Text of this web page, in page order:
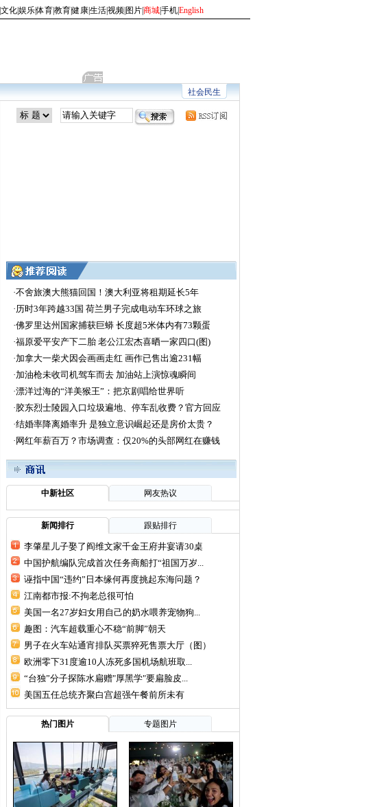
文化娱乐|体育教育|健康生活视频 图片商城手机English
社会民生
·不舍旅澳大熊猫回国！澳大利亚将租期延长5年
·历时3年跨越33国 荷兰男子完成电动车环球之旅
·佛罗里达州国家捕获巨蟒 长度超5米体内有73颗蛋
·福原爱平安产下二胎 老公江宏杰喜晒一家四口(图)
·加拿大一柴犬因会画画走红 画作已售出逾231幅
·加油枪未收司机驾车而去 加油站上演惊魂瞬间
·漂洋过海的“洋美猴王”：把京剧唱给世界听
·胶东烈士陵园入口垃圾遍地、停车乱收费？官方回应
·结婚率降离婚率升 是独立意识崛起还是房价太贵？
· 网红年薪百万？市场调查：仅20%的头部网红在赚钱
中新社区 网友热议
新闻排行 跟贴排行
李肇星儿子娶了阎维文家千金王府井宴请30桌
中国护航编队完成首次任务商船打“祖国万岁...
诬指中国“违约”日本缘何再度挑起东海问题？
江南都市报:不拘老总很可怕
美国一名27岁妇女用自己的奶水喂养宠物狗...
趣图：汽车超载重心不稳“前脚”朝天
男子在火车站通宵排队买票猝死售票大厅（图）
欧洲零下31度逾10人冻死多国机场航班取...
“台独”分子探陈水扁赠"厚黑学"要扁脸皮...
美国五任总统齐聚白宫超强午餐前所未有
热门图片 专题图片